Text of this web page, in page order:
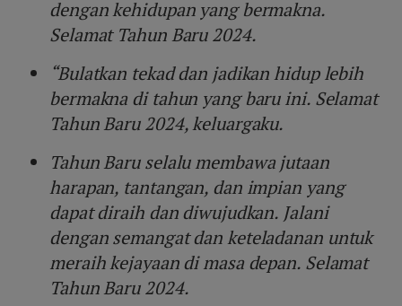
dengan kehidupan yang bermakna.
Selamat Tahun Baru 2024.
“Bulatkan tekad dan jadikan hidup lebih
bermakna di tahun yang baru ini. Selamat
Tahun Baru 2024, keluargaku.
Tahun Baru selalu membawa jutaan
harapan, tantangan, dan impian yang
dapat diraih dan diwujudkan. Jalani
dengan semangat dan keteladanan untuk
meraih kejayaan di masa depan. Selamat
Tahun Baru 2024.